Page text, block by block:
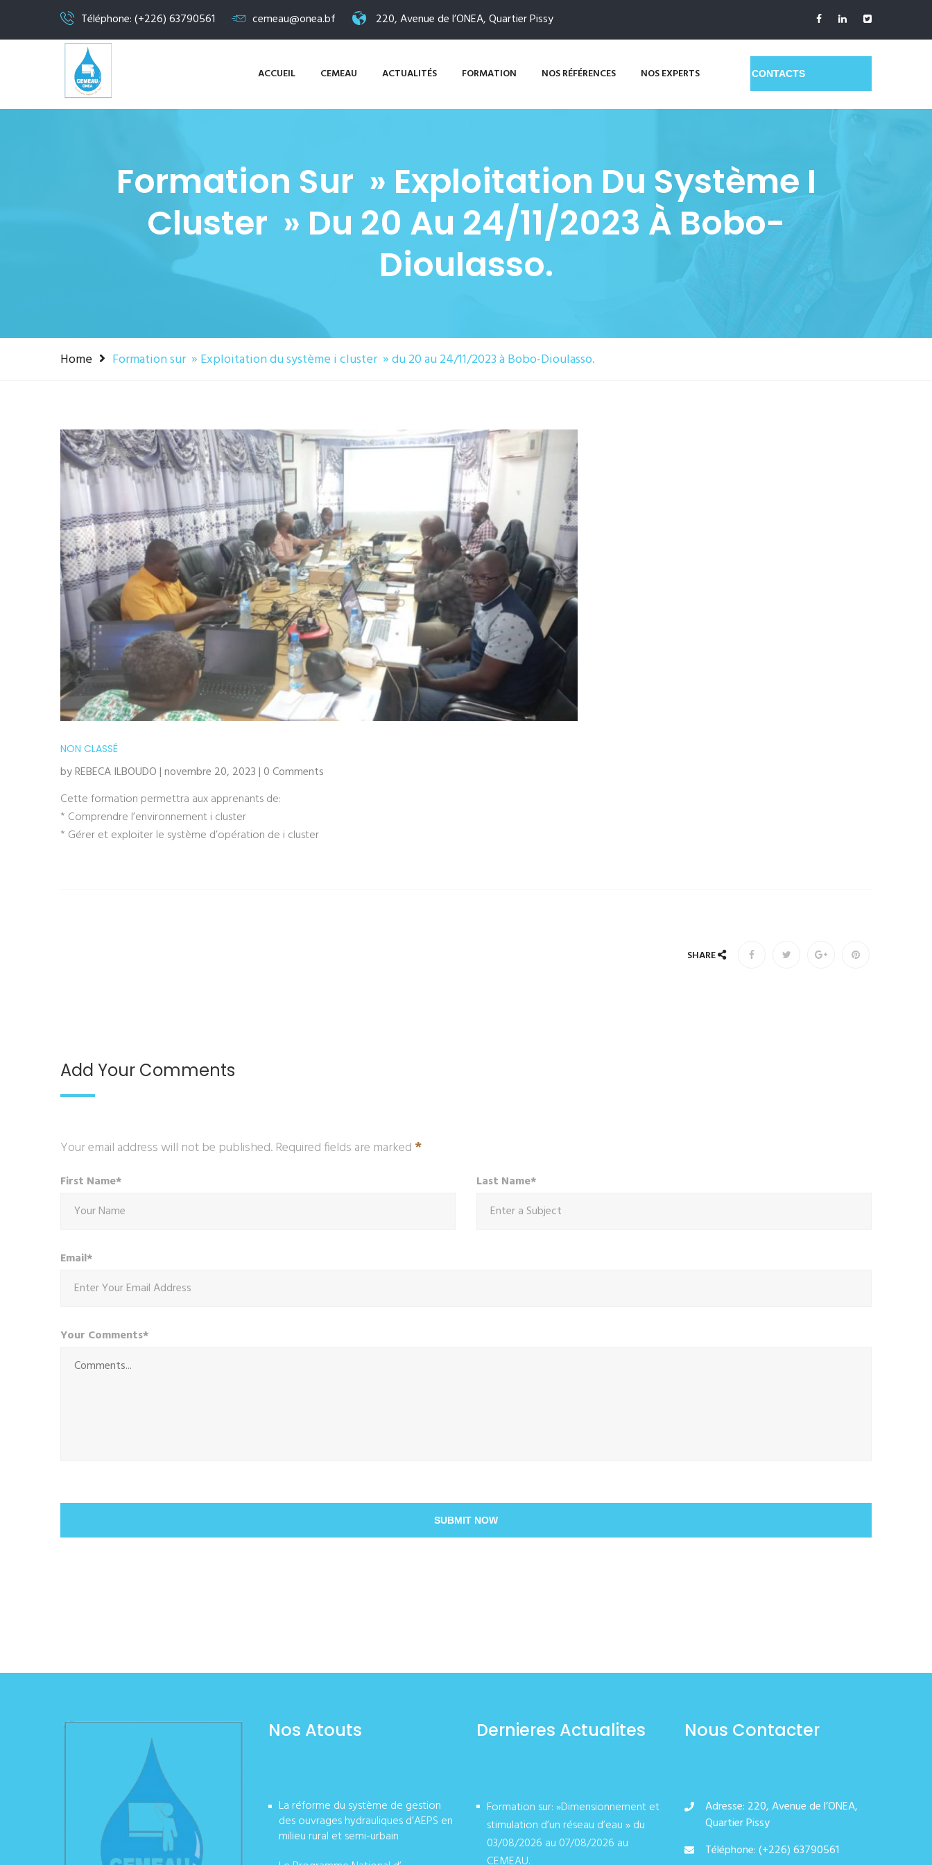
Téléphone: (+226) 63790561 cemeau@onea.bf 220, Avenue de l’ONEA, Quartier Pissy
ACCUEIL CEMEAU ACTUALITÉS FORMATION NOS RÉFÉRENCES NOS EXPERTS GET A QUOTE
Formation Sur » Exploitation Du Système I
Cluster » Du 20 Au 24/11/2023 À Bobo-
Dioulasso.
Home Formation sur » Exploitation du système i cluster » du 20 au 24/11/2023 à Bobo-Dioulasso.
NON CLASSÉ
by REBECA ILBOUDO | novembre 20, 2023 | 0 Comments
Cette formation permettra aux apprenants de:
* Comprendre l’environnement i cluster
* Gérer et exploiter le système d’opération de i cluster
SHARE
Add Your Comments
Your email address will not be published. Required fields are marked *
First Name* Last Name*
Email*
Your Comments*
SUBMIT NOW
Nos Atouts
La réforme du système de gestion
des ouvrages hydrauliques d’AEPS en
milieu rural et semi-urbain
Dernieres Actualites
Formation sur: »Dimensionnement et
stimulation d’un réseau d’eau » du
03/08/2026 au 07/08/2026 au
CEMEAU.
Nous Contacter
Adresse: 220, Avenue de l’ONEA,
Quartier Pissy
Téléphone: (+226) 63790561